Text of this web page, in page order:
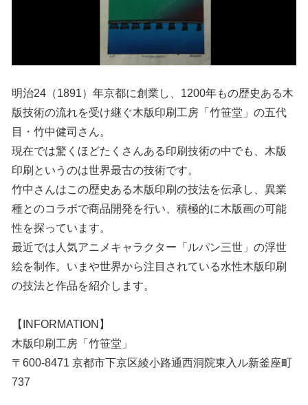
明治24（1891）年京都に創業し、1200年もの歴史ある木
版技術の流れを受け継ぐ木版印刷工房「竹笹堂」の五代
目・竹中健司さん。
現在では驚くほどたくさんある印刷技術の中でも、木版
印刷というのは世界最古の技術です。
竹中さんはこの歴史ある木版印刷の技法を伝承し、異業
種とのコラボで商品開発を行い、積極的に木版画の可能
性を探っています。
最近では人気アニメキャラクター「ルパン三世」の浮世
絵を制作。いまや世界から注目されている水性木版印刷
の技法と作品を紹介します。
【INFORMATION】
木版印刷工房「竹笹堂」
〒600-8471 京都市下京区綾小路通西洞院東入ル新釜座町
737